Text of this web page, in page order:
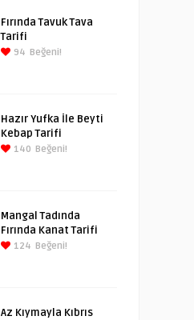
Fırında Tavuk Tava
Tarifi
94 Beğeni!
Hazır Yufka İle Beyti
Kebap Tarifi
140 Beğeni!
Mangal Tadında
Fırında Kanat Tarifi
124 Beğeni!
Az Kıymayla Kıbrıs